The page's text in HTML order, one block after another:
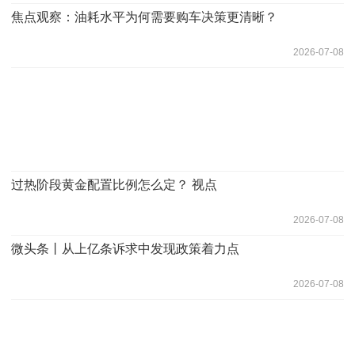
焦点观察：油耗水平为何需要购车决策更清晰？
2026-07-08
过热阶段黄金配置比例怎么定？ 视点
2026-07-08
微头条丨从上亿条诉求中发现政策着力点
2026-07-08